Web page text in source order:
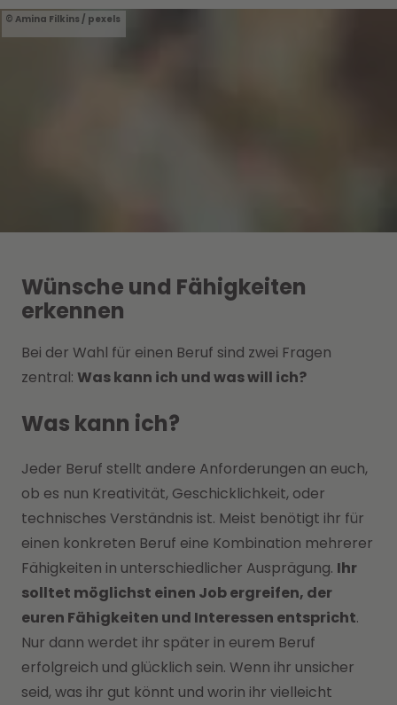
Amina Filkins / pexels
Wünsche und Fähigkeiten
erkennen
Bei der Wahl für einen Beruf sind zwei Fragen
zentral: Was kann ich und was will ich?
Was kann ich?
Jeder Beruf stellt andere Anforderungen an euch,
ob es nun Kreativität, Geschicklichkeit, oder
technisches Verständnis ist. Meist benötigt ihr für
einen konkreten Beruf eine Kombination mehrerer
Fähigkeiten in unterschiedlicher Ausprägung. Ihr
solltet möglichst einen Job ergreifen, der
euren Fähigkeiten und Interessen entspricht.
Nur dann werdet ihr später in eurem Beruf
erfolgreich und glücklich sein. Wenn ihr unsicher
seid, was ihr gut könnt und worin ihr vielleicht